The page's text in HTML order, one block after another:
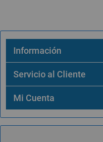
Información
Servicio al Cliente
Mi Cuenta